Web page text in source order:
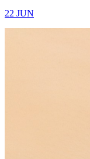
22 JUN